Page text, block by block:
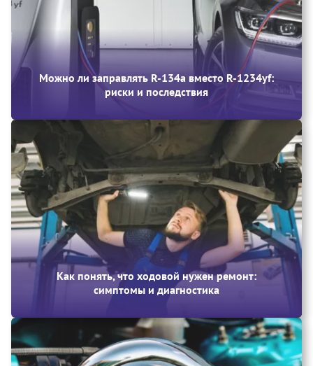
Можно ли заправлять R-134a вместо R-1234yf:
риски и последствия
Как понять, что ходовой нужен ремонт:
симптомы и диагностика